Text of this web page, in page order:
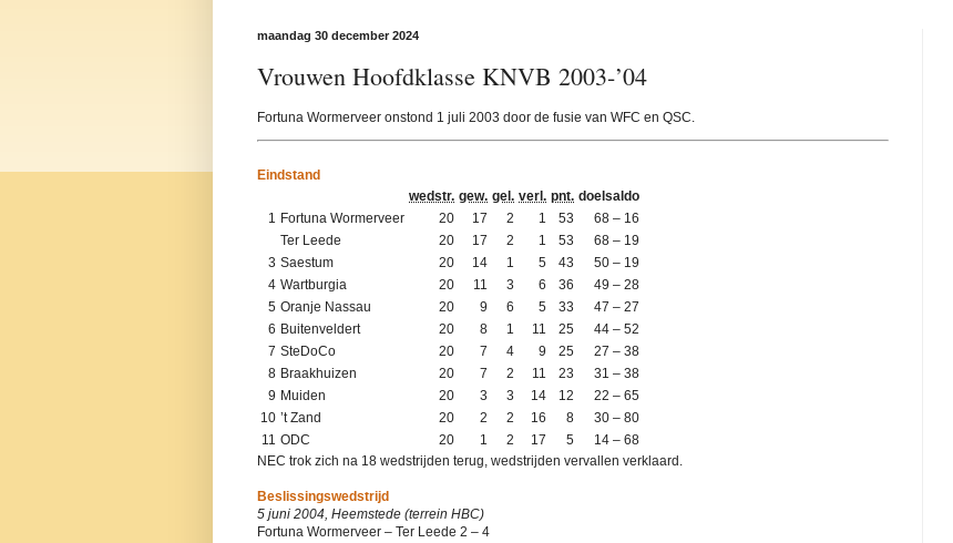
maandag 30 december 2024
Vrouwen Hoofdklasse KNVB 2003-’04
Fortuna Wormerveer onstond 1 juli 2003 door de fusie van WFC en QSC.
Eindstand
wedstr. gew. gel. verl. pnt. doelsaldo
1 Fortuna Wormerveer 20 17 2 1 53
68 – 16
Ter Leede
20 17 2 1 53
68 – 19
3 Saestum 20 14 1 5 43
50 – 19
4 Wartburgia 20 11 3 6 36
49 – 28
5 Oranje Nassau 20 9 6 5 33
47 – 27
6 Buitenveldert 20 8 1 11 25
44 – 52
7 SteDoCo 20 7 4 9 25
27 – 38
8 Braakhuizen 20 7 2 11 23
31 – 38
9 Muiden 20 3 3 14 12
22 – 65
10 ’t Zand 20 2 2 16 8
30 – 80
11 ODC 20 1 2 17 5
14 – 68
NEC trok zich na 18 wedstrijden terug, wedstrijden vervallen verklaard.
Beslissingswedstrijd
5 juni 2004, Heemstede (terrein HBC)
Fortuna Wormerveer – Ter Leede 2 – 4